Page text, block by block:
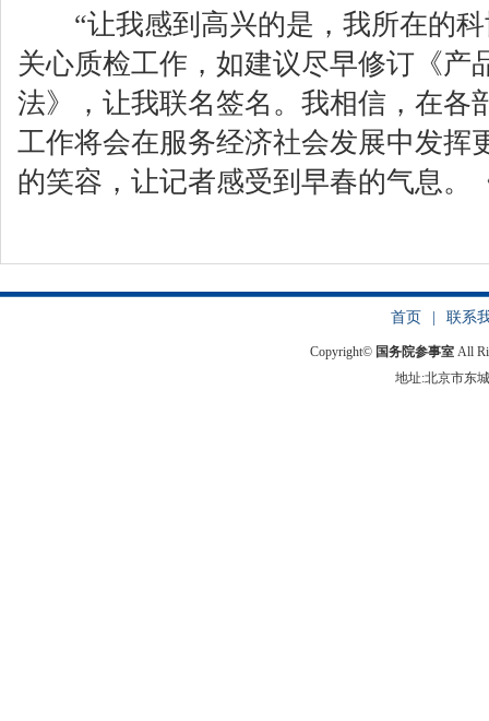
“让我感到高兴的是，我所在的科
关心质检工作，如建议尽早修订《产
法》，让我联名签名。我相信，在各
工作将会在服务经济社会发展中发挥
的笑容，让记者感受到早春的气息。
首页 联系
Copyright© 国务院参事室 All
地址:北京市东